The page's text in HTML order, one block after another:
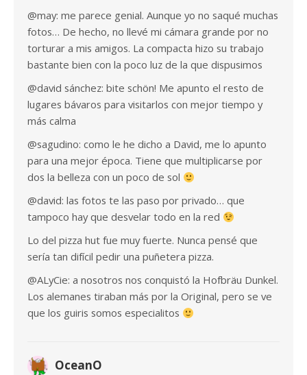
@may: me parece genial. Aunque yo no saqué muchas
fotos… De hecho, no llevé mi cámara grande por no
torturar a mis amigos. La compacta hizo su trabajo
bastante bien con la poco luz de la que dispusimos
@david sánchez: bite schön! Me apunto el resto de
lugares bávaros para visitarlos con mejor tiempo y
más calma
@sagudino: como le he dicho a David, me lo apunto
para una mejor época. Tiene que multiplicarse por
dos la belleza con un poco de sol
@david: las fotos te las paso por privado… que
tampoco hay que desvelar todo en la red
Lo del pizza hut fue muy fuerte. Nunca pensé que
sería tan difícil pedir una puñetera pizza.
@ALyCie: a nosotros nos conquistó la Hofbräu Dunkel.
Los alemanes tiraban más por la Original, pero se ve
que los guiris somos especialitos
OceanO